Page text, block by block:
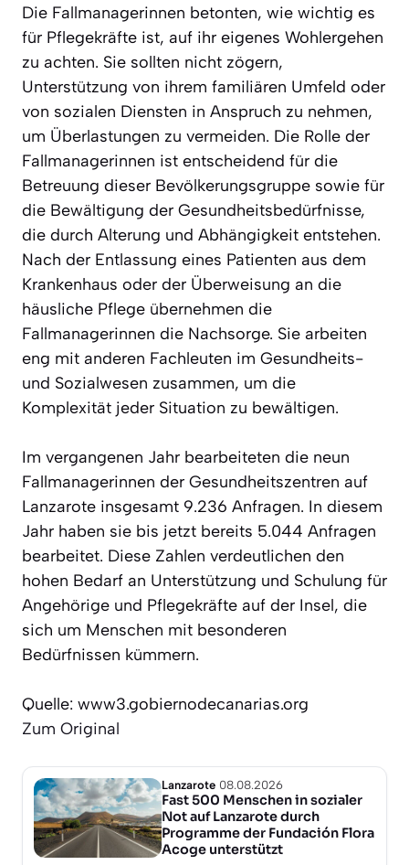
Die Fallmanagerinnen betonten, wie wichtig es
für Pflegekräfte ist, auf ihr eigenes Wohlergehen
zu achten. Sie sollten nicht zögern,
Unterstützung von ihrem familiären Umfeld oder
von sozialen Diensten in Anspruch zu nehmen,
um Überlastungen zu vermeiden. Die Rolle der
Fallmanagerinnen ist entscheidend für die
Betreuung dieser Bevölkerungsgruppe sowie für
die Bewältigung der Gesundheitsbedürfnisse,
die durch Alterung und Abhängigkeit entstehen.
Nach der Entlassung eines Patienten aus dem
Krankenhaus oder der Überweisung an die
häusliche Pflege übernehmen die
Fallmanagerinnen die Nachsorge. Sie arbeiten
eng mit anderen Fachleuten im Gesundheits-
und Sozialwesen zusammen, um die
Komplexität jeder Situation zu bewältigen.
Im vergangenen Jahr bearbeiteten die neun
Fallmanagerinnen der Gesundheitszentren auf
Lanzarote insgesamt 9.236 Anfragen. In diesem
Jahr haben sie bis jetzt bereits 5.044 Anfragen
bearbeitet. Diese Zahlen verdeutlichen den
hohen Bedarf an Unterstützung und Schulung für
Angehörige und Pflegekräfte auf der Insel, die
sich um Menschen mit besonderen
Bedürfnissen kümmern.
Quelle: www3.gobiernodecanarias.org
Zum Original
Lanzarote 08.08.2026
Fast 500 Menschen in sozialer
Not auf Lanzarote durch
Programme der Fundación Flora
Acoge unterstützt